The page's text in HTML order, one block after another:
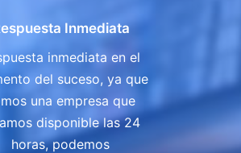
Inmediata
inmediata en el
del suceso, ya que
una empresa que
disponible las 24
horas, podemos